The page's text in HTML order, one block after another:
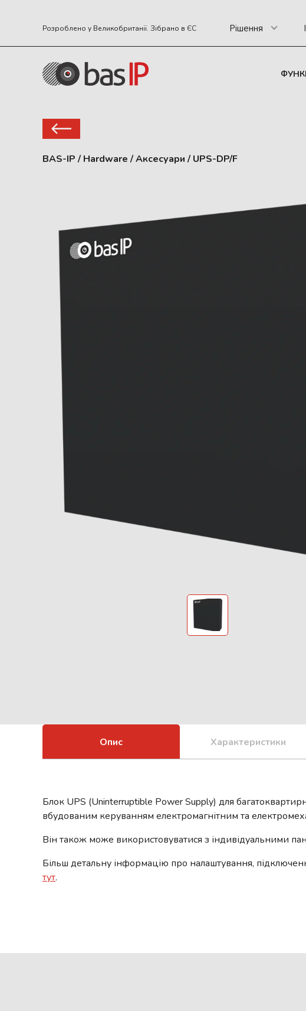
Розроблено у Великобританії. Зібрано в ЄС Рішення
BAS-IP / Hardware /Аксесуари / UPS-DP/F
Опис Характеристики
Блок UPS (Uninterruptible Power Supply) для
вбудованим керуванням електромагнітним та
Він також може використовуватися з індивідуальними
Більш детальну інформацію про налаштування,
тут.